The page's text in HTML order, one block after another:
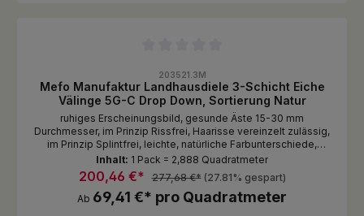
203521.3M
Mefo Manufaktur Landhausdiele 3-Schicht Eiche
Välinge 5G-C Drop Down, Sortierung Natur
ruhiges Erscheinungsbild, gesunde Äste 15-30 mm
Durchmesser, im Prinzip Rissfrei, Haarisse vereinzelt zulässig,
im Prinzip Splintfrei, leichte, natürliche Farbunterschiede,
Spachtelfarbe schwarz Oberfläche Standardmässig
naturbelassen 1-2 Lagen im Paket gestoßen Stellen Sie sich
Ihern Traumboden zusammen wie Sie es möchten von
komplett natürlich, glatt/Oberfläche unbehandelt, bis 3D
gebürstet mit gebeizter und endgeölter Oberfläche.
Ab 69,41 €* pro Quadratmeter
200,46 €* 277,68 €* (27.81% gespart)
Inhalt: 1 Pack = 2,888 Quadratmeter